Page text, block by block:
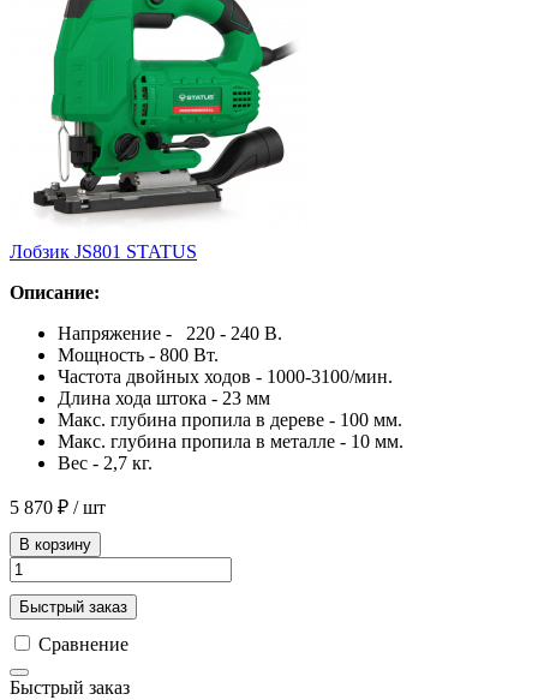
Лобзик JS801 STATUS
Описание:
Напряжение - 220 - 240 В.
Мощность - 800 Вт.
Частота двойных ходов - 1000-3100/мин.
Длина хода штока - 23 мм
Макс. глубина пропила в дереве - 100 мм.
Макс. глубина пропила в металле - 10 мм.
Вес - 2,7 кг.
5 870 ₽ / шт
В корзину
Быстрый заказ
Сравнение
Быстрый заказ